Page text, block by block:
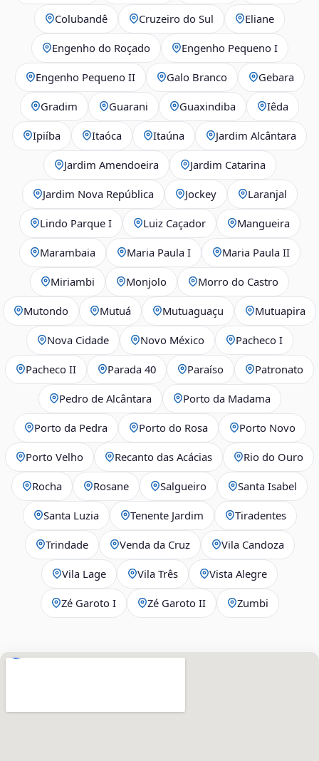
Colubandê Cruzeiro do Sul Eliane
Engenho do Roçado Engenho Pequeno I
Engenho Pequeno II Galo Branco Gebara
Gradim Guarani Guaxindiba Iêda
Ipiíba Itaóca Itaúna Jardim Alcântara
Jardim Amendoeira Jardim Catarina
Jardim Nova República Jockey Laranjal
Lindo Parque I Luiz Caçador Mangueira
Marambaia Maria Paula I Maria Paula II
Miriambi Monjolo Morro do Castro
Mutondo Mutuá Mutuaguaçu Mutuapira
Nova Cidade Novo México Pacheco I
Pacheco II Parada 40 Paraíso Patronato
Pedro de Alcântara Porto da Madama
Porto da Pedra Porto do Rosa Porto Novo
Porto Velho Recanto das Acácias Rio do Ouro
Rocha Rosane Salgueiro Santa Isabel
Santa Luzia Tenente Jardim Tiradentes
Trindade Venda da Cruz Vila Candoza
Vila Lage Vila Três Vista Alegre
Zé Garoto I Zé Garoto II Zumbi